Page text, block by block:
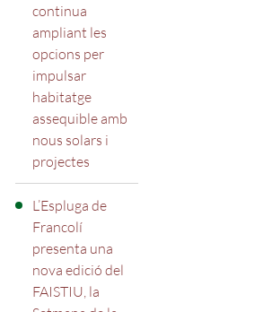
continua
ampliant les
opcions per
impulsar
habitatge
assequible amb
nous solars i
projectes
L’Espluga de
Francolí
presenta una
nova edició del
FAISTIU, la